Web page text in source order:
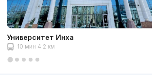
Университет Инха
10 мин 4.2 км